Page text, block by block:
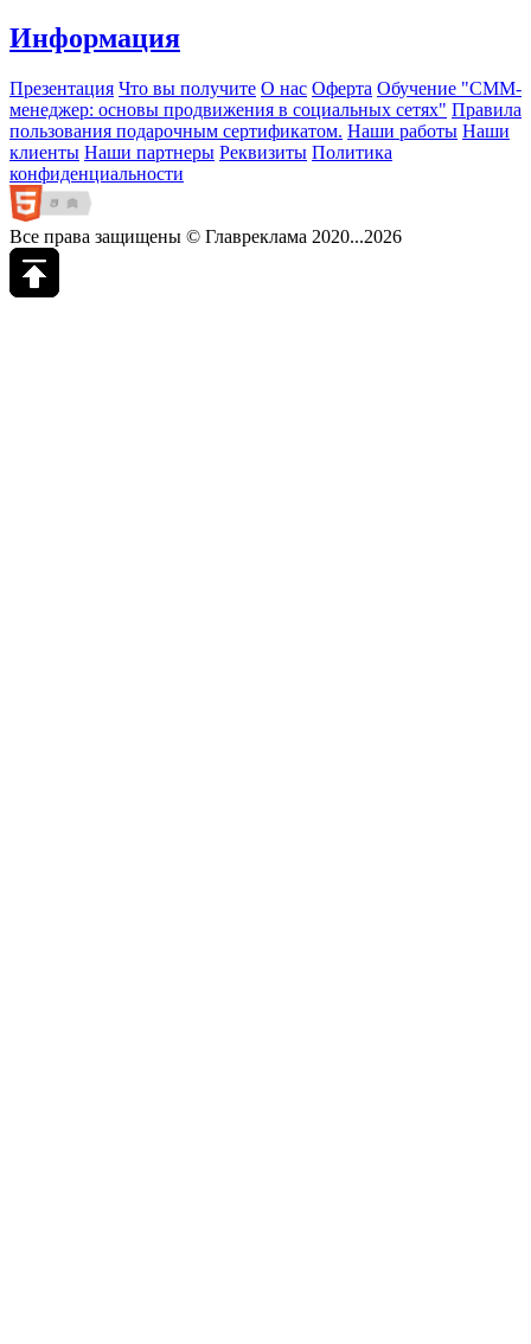
Информация
Презентация Что вы получите О нас Оферта Обучение "СМM-
менеджер: основы продвижения в социальных сетях" Правила
пользования подарочным сертификатом. Наши работы Наши
клиенты Наши партнеры Реквизиты Политика
конфиденциальности
Все права защищены © Главреклама 2020...2026